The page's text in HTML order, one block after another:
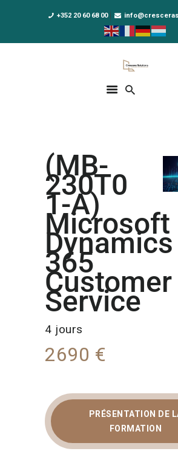
+352 20 60 68 00
Crescera
Solutions for your evolution
DPO AS A SERVICE
NOUS CONNAÎTRE
ACTUALITÉS
(MB-
230T0
1-A)
Microsoft
Dynamics
365
Customer
Service
4 jours
2690 €
PRÉSENTATION DE
FORMATION